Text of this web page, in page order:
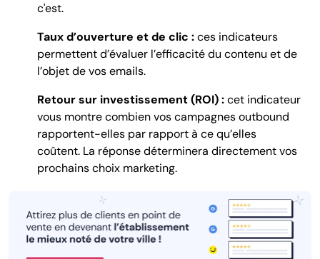
c'est.
Taux d’ouverture et de clic :ces indicateurs
permettent d’évaluer l’efficacité du contenu et de
l’objet de vos emails.
Retour sur investissement (ROI) :cet indicateur
vous montre combien vos campagnes outbound
rapportent-elles par rapport à ce qu’elles
coûtent. La réponse déterminera directement vos
prochains choix marketing.